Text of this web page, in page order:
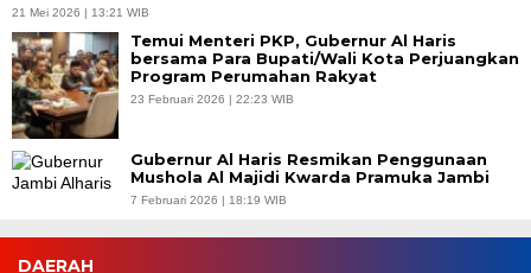
21 Mei 2026 | 13:21 WIB
Temui Menteri PKP, Gubernur Al Haris
bersama Para Bupati/Wali Kota Perjuangkan
Program Perumahan Rakyat
23 Februari 2026 | 22:23 WIB
Gubernur Al Haris Resmikan Penggunaan
Mushola Al Majidi Kwarda Pramuka Jambi
7 Februari 2026 | 18:19 WIB
DAERAH